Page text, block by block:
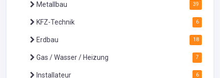
Metallbau 39
KFZ-Technik 6
Erdbau 18
Gas / Wasser / Heizung 7
Installateur 6